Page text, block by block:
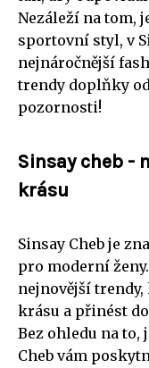
Nezáleží na tom,
sportovní styl, v
nejnáročnější
trendy doplňky
pozornosti!
Sinsay cheb -
krásu
Sinsay Cheb je
pro moderní
nejnovější
krásu a přinést
Bez ohledu na
Cheb vám